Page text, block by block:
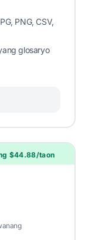
PNG, CSV,
glosaryo
$44.88/taon